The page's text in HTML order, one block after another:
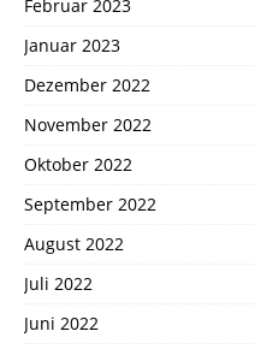
Februar 2023
Januar 2023
Dezember 2022
November 2022
Oktober 2022
September 2022
August 2022
Juli 2022
Juni 2022